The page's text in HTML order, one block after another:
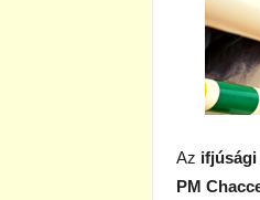
Az ifjúsági
PM